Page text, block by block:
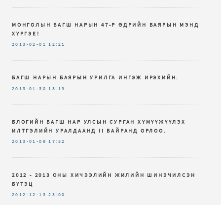
МОНГОЛЫН БАГШ НАРЫН 47-Р ӨДРИЙН БАЯРЫН МЭНД
ХҮРГЭЕ!
2013-02-01 12:21
БАГШ НАРЫН БАЯРЫН УРИЛГА ИНГЭЖ ИРЭХИЙН.
2013-01-30 13:19
БЛОГИЙН БАГШ НАР УЛСЫН СУРГАН ХҮМҮҮЖҮҮЛЭХ
ИЛТГЭЛИЙН УРАЛДААНД II БАЙРАНД ОРЛОО.
2013-01-09 17:52
2012 - 2013 ОНЫ ХИЧЭЭЛИЙН ЖИЛИЙН ШИНЭЧИЛСЭН
БҮТЭЦ
2012-12-13 23:00